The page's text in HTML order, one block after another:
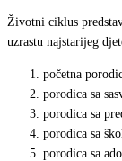
Životni ciklus
uzrastu najstarijeg
početna
porodica sa
porodica sa
porodica sa
porodica sa